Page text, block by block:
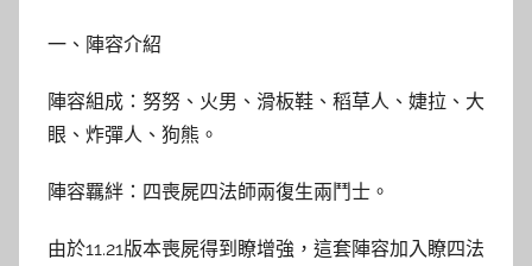
一、陣容介紹
陣容組成：努努、火男、滑板鞋、稻草人、婕拉、大
眼、炸彈人、狗熊。
陣容羈絆：四喪屍四法師兩復生兩鬥士。
由於11.21版本喪屍得到瞭增強，這套陣容加入瞭四法